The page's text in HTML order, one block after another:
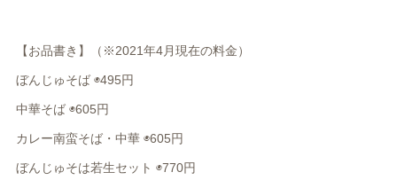
【お品書き】（※2021年4月現在の料金）
ぼんじゅそば ◉495円
中華そば ◉605円
カレー南蛮そば・中華 ◉605円
ぼんじゅそは若生セット ◉770円